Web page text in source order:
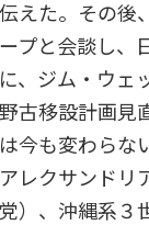
えた。その後
プと会談し、
、ジム・ウェ
古移設計画
今も変わらな
レクサンドリ
）、沖縄系